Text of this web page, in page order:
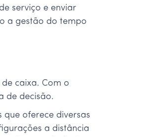
serviço e enviar
a gestão do tempo
caixa. Com o
de decisão.
oferece diversas
a distância